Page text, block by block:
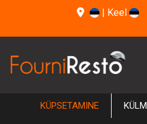
| Keel
KÜPSETAMINE KÜLM